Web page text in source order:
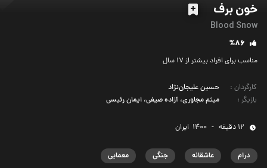
خون برف
Blood Snow
%86
مناسب برای افراد بیشتر از 17 سال
کارگردان :
حسین علیجان‌نژاد
بازیگر : میثم مجاوری، آزاده صیفی، ایمان رئیسی
12 دقیقه -
1400 ‌ ایران
درام عاشقانه جنگی معمایی